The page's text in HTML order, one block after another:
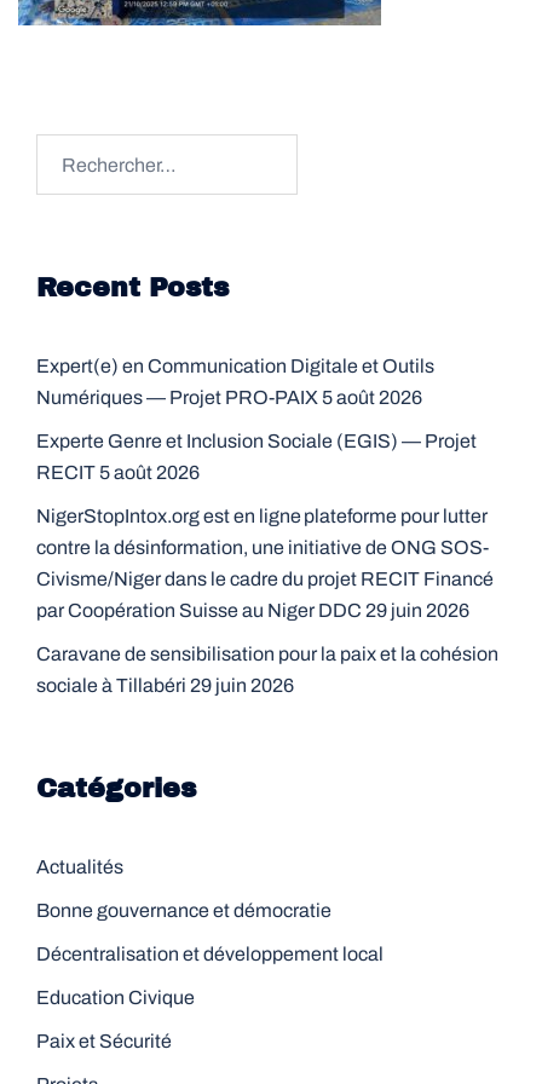
Recent Posts
Expert(e) en Communication Digitale et Outils
Numériques — Projet PRO-PAIX 5 août 2026
Experte Genre et Inclusion Sociale (EGIS) — Projet
RECIT 5 août 2026
NigerStopIntox.org est en ligne plateforme pour lutter
contre la désinformation, une initiative de ONG SOS-
Civisme/Niger dans le cadre du projet RECIT Financé
par Coopération Suisse au Niger DDC 29 juin 2026
Caravane de sensibilisation pour la paix et la cohésion
sociale à Tillabéri 29 juin 2026
Catégories
Actualités
Bonne gouvernance et démocratie
Décentralisation et développement local
Education Civique
Paix et Sécurité